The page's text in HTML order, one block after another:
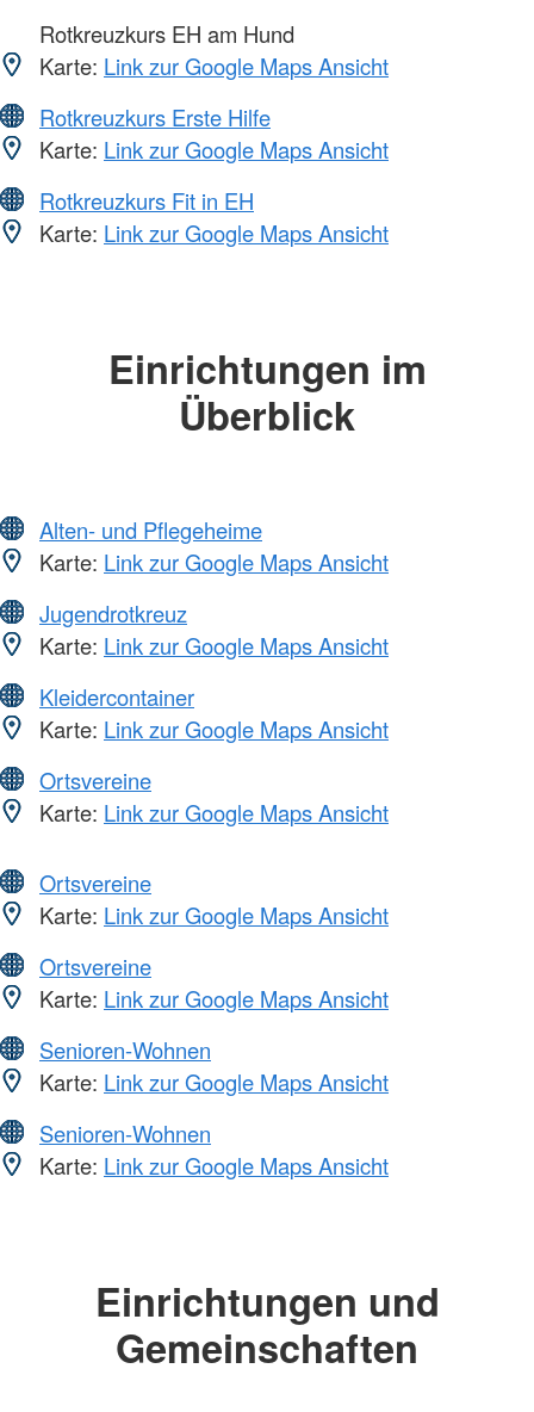
Rotkreuzkurs EH am Hund
Karte: Link zur Google Maps Ansicht
Rotkreuzkurs Erste Hilfe
Karte: Link zur Google Maps Ansicht
Rotkreuzkurs Fit in EH
Karte: Link zur Google Maps Ansicht
Einrichtungen im
Überblick
Alten- und Pflegeheime
Karte: Link zur Google Maps Ansicht
Jugendrotkreuz
Karte: Link zur Google Maps Ansicht
Kleidercontainer
Karte: Link zur Google Maps Ansicht
Ortsvereine
Karte: Link zur Google Maps Ansicht
Ortsvereine
Karte: Link zur Google Maps Ansicht
Ortsvereine
Karte: Link zur Google Maps Ansicht
Senioren-Wohnen
Karte: Link zur Google Maps Ansicht
Senioren-Wohnen
Karte: Link zur Google Maps Ansicht
Einrichtungen und
Gemeinschaften